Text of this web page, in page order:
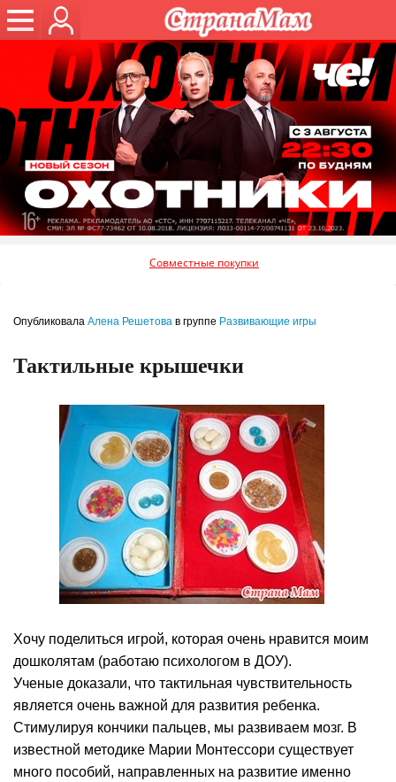
Совместные покупки
Опубликовала Алена Решетова в группе Развивающие игры
Тактильные крышечки
Хочу поделиться игрой, которая очень нравится моим
дошколятам (работаю психологом в ДОУ).
Ученые доказали, что тактильная чувствительность
является очень важной для развития ребенка.
Стимулируя кончики пальцев, мы развиваем мозг. В
известной методике Марии Монтессори существует
много пособий, направленных на развитие именно